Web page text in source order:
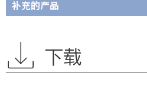
补充的产品
下载